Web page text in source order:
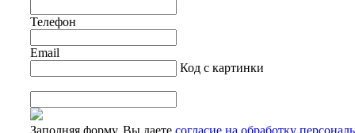
Телефон
Email
Код с картинки
Заполняя форму, Вы даете согласие на обработку